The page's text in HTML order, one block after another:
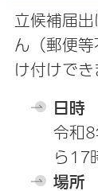
立候補届
ん（郵便
け付けでき
日時
令和
ら17
場所